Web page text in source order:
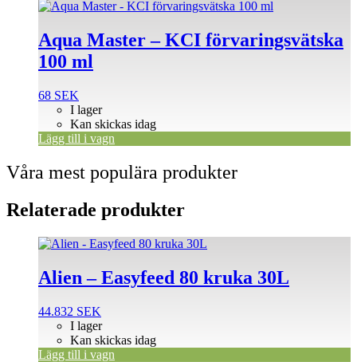
Aqua Master – KCI förvaringsvätska
100 ml
68 SEK
I lager
Kan skickas idag
Lägg till i vagn
Våra mest populära produkter
Relaterade produkter
Alien – Easyfeed 80 kruka 30L
44.832 SEK
I lager
Kan skickas idag
Lägg till i vagn